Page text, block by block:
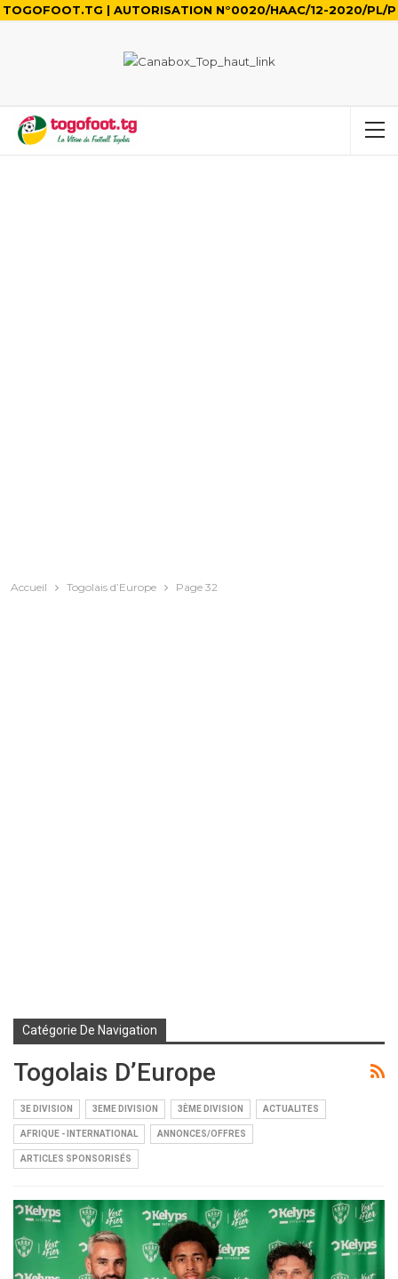
TOGOFOOT.TG | AUTORISATION N°0020/HAAC/12-2020/PL/P
Accueil Togolais d’Europe Page 32
Catégorie De Navigation
Togolais D’Europe
3E DIVISION 3EME DIVISION 3ÈME DIVISION ACTUALITES
AFRIQUE - INTERNATIONAL ANNONCES/OFFRES
ARTICLES SPONSORISÉS